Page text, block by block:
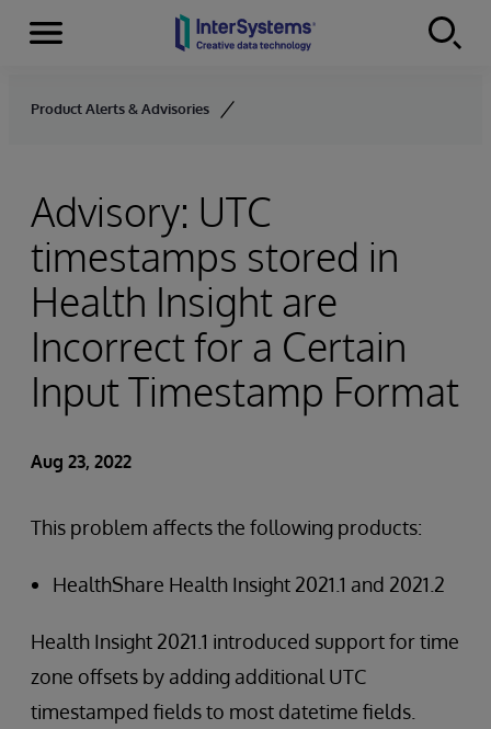
Skip to content
Menu
Product Alerts & Advisories
Advisory: UTC
timestamps stored in
Health Insight are
Incorrect for a Certain
Input Timestamp Format
Aug 23, 2022
This problem affects the following products:
HealthShare Health Insight 2021.1 and 2021.2
Health Insight 2021.1 introduced support for time
zone offsets by adding additional UTC
timestamped fields to most datetime fields.